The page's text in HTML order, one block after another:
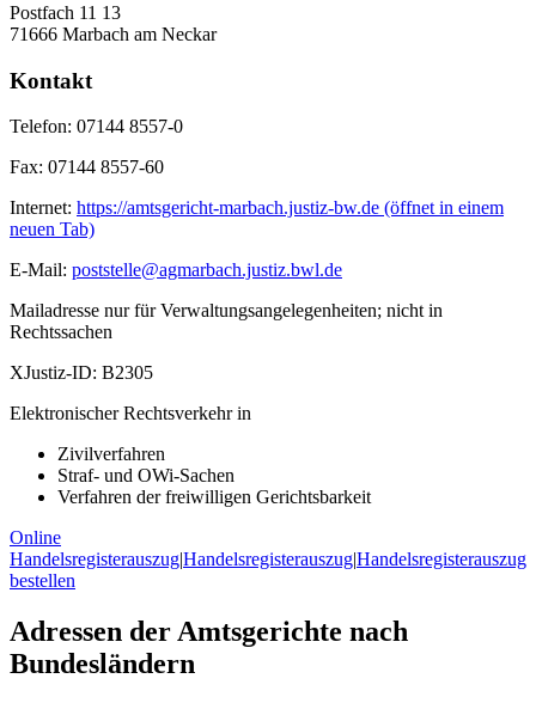
Postfach 11 13
71666 Marbach am Neckar
Kontakt
Telefon: 07144 8557-0
Fax: 07144 8557-60
Internet: https://amtsgericht-marbach.justiz-bw.de (öffnet in einem
neuen Tab)
E-Mail: poststelle@agmarbach.justiz.bwl.de
Mailadresse nur für Verwaltungsangelegenheiten; nicht in
Rechtssachen
XJustiz-ID: B2305
Elektronischer Rechtsverkehr in
Zivilverfahren
Straf- und OWi-Sachen
Verfahren der freiwilligen Gerichtsbarkeit
Online
Handelsregisterauszug|Handelsregisterauszug|Handelsregisterauszug
bestellen
Adressen der Amtsgerichte nach
Bundesländern